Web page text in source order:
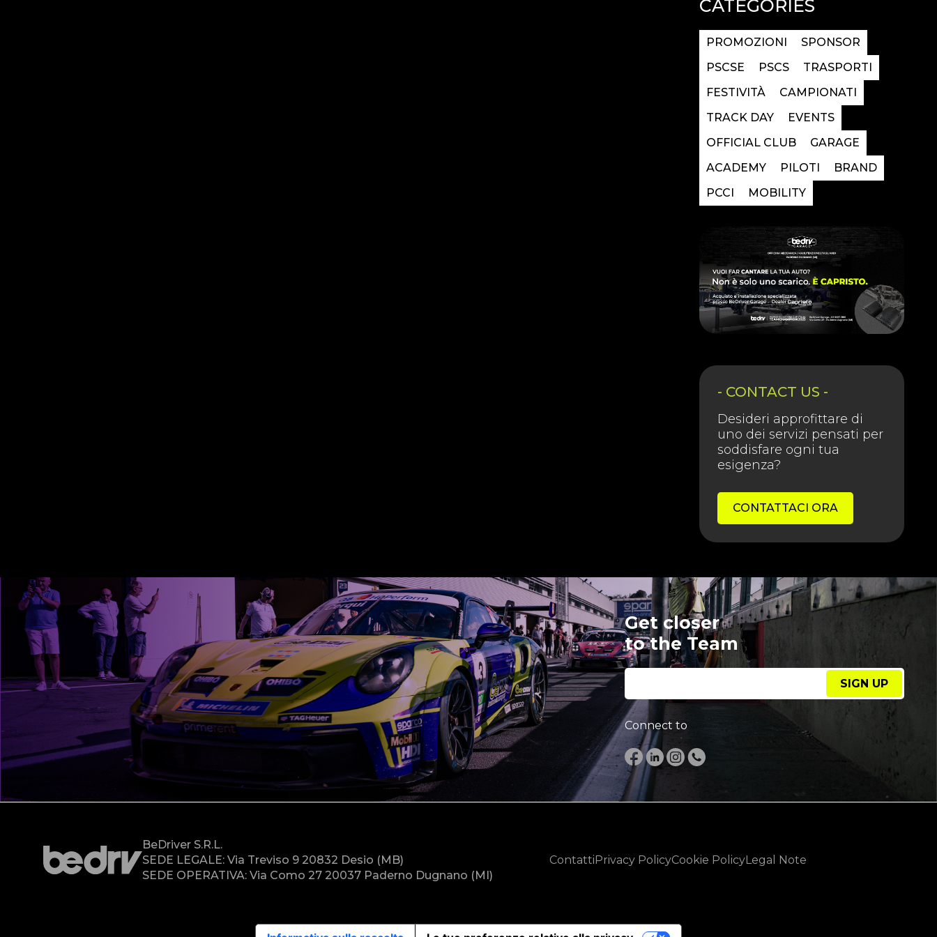
CATEGORIES
PROMOZIONI
SPONSOR
PSCSE
PSCS
TRASPORTI
FESTIVITÀ
CAMPIONATI
TRACK DAY
EVENTS
OFFICIAL CLUB
GARAGE
ACADEMY
PILOTI
BRAND
PCCI
MOBILITY
- CONTACT US -
Desideri approfittare di
uno dei servizi pensati per
soddisfare ogni tua
esigenza?
CONTATTACI ORA
Get closer
to the Team
SIGN UP
Connect to
BeDriver S.r.l.
SEDE LEGALE: Via Treviso 9 20832 Desio (MB)
SEDE OPERATIVA: Via Como 27 20037 Paderno Dugnano (MI)
ContattiPrivacy PolicyCookie PolicyLegal Note